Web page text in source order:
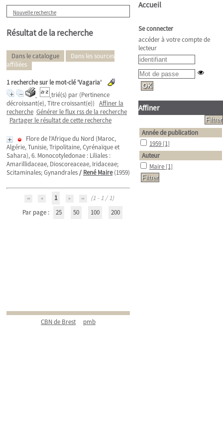
Nouvelle recherche
Résultat de la recherche
Dans le catalogue
Dans les sources
affiliées
1recherche sur le mot-clé'Vagaria'
trié(s) par (Pertinence
décroissant(e), Titre croissant(e)) Affiner la
recherche Générer le flux rss de la recherche
Partager le résultat de cette recherche
Flore de l'Afrique du Nord (Maroc,
Algérie, Tunisie, Tripolitaine, Cyrénaïque et
Sahara), 6. Monocotyledonae : Liliales :
Amarillidaceae, Dioscoreaceae, Iridaceae;
Scitaminales; Gynandrales/ René Maire(1959)
1
(1 - 1 / 1)
Par page :
25 50 100 200
CBN de Brest pmb
Accueil
Se connecter
accéder à votre compte de
lecteur
Affiner
Année de publication
1959 [1]
Auteur
Maire [1]